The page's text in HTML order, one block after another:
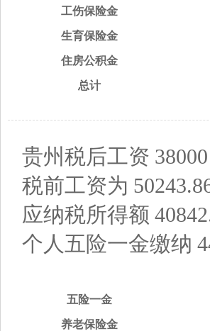
工伤保险金
生育保险金
住房公积金
总计
贵州税后工资 38000
税前工资为
应纳税所得额
个人五险一金缴纳
五险一金
养老保险金